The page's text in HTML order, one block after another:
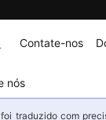
nós
Contate-nos
traduzido com